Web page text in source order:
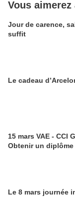
Vous aimerez
Jour de carence,
suffit
Le cadeau
15 mars VAE - CCI
Obtenir un diplôme
Le 8 mars journée